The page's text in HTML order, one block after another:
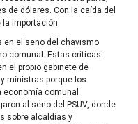
de dólares. Con la caída del
importación.
en el seno del chavismo
comunal. Estas críticas
el propio gabinete de
ministras porque los
comunal
al seno del PSUV, donde
sobre alcaldías y